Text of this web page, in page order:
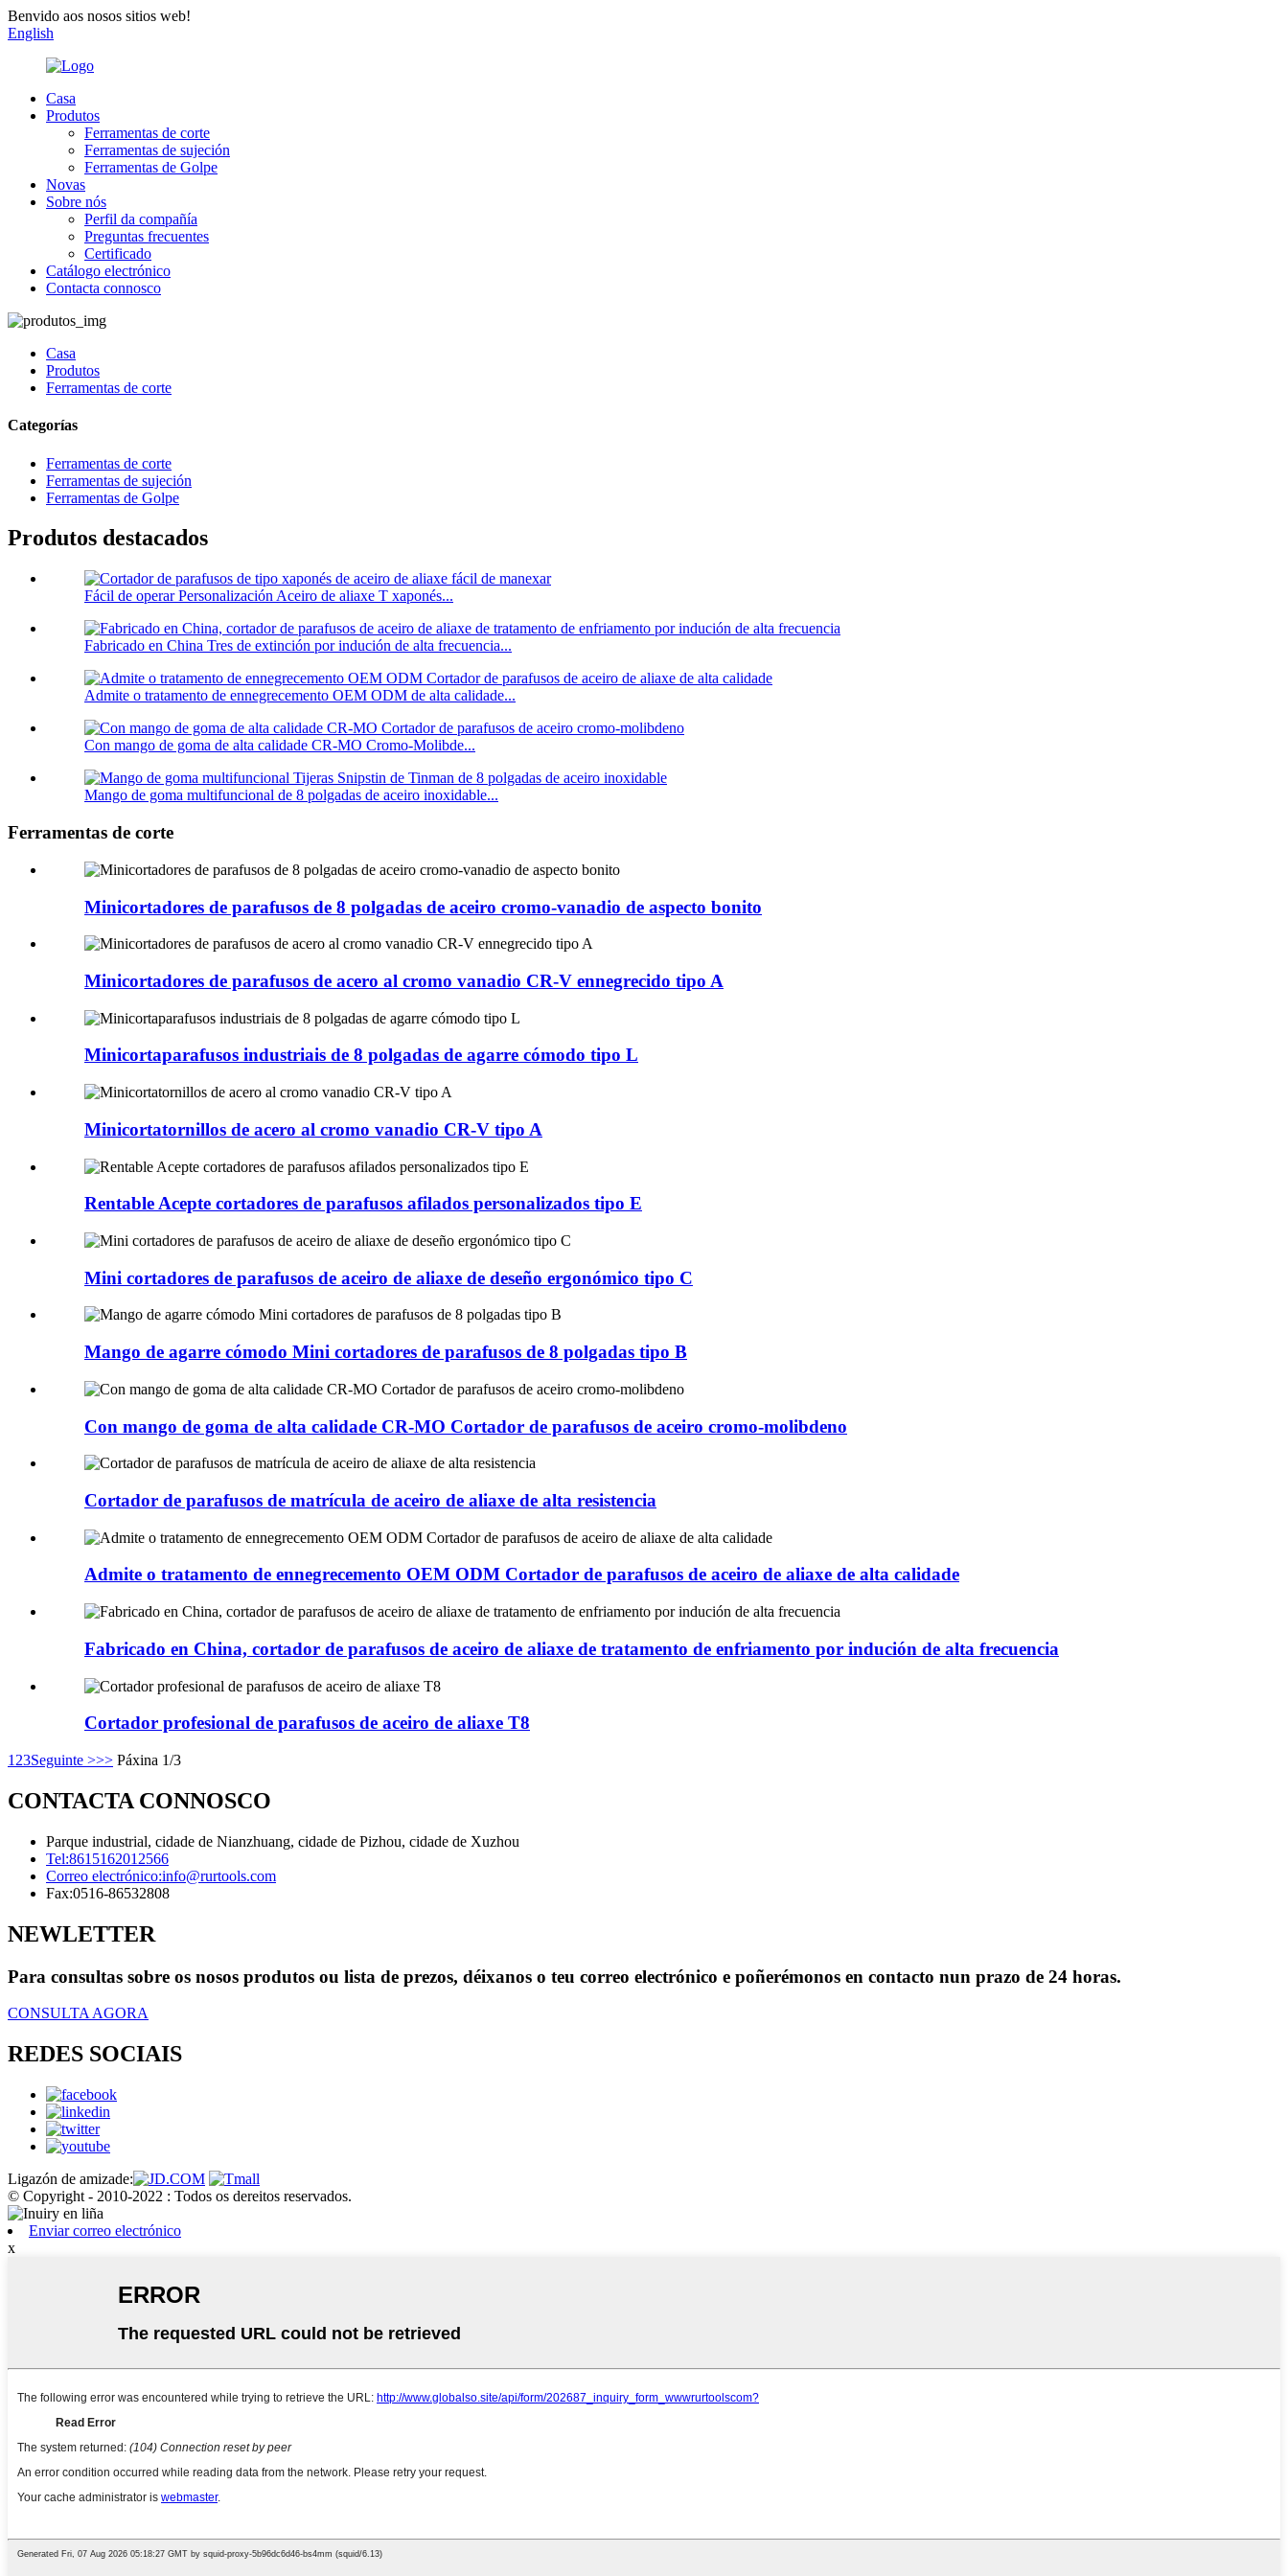
Benvido aos nosos sitios web!
English
Casa
Produtos
Ferramentas de corte
Ferramentas de sujeción
Ferramentas de Golpe
Novas
Sobre nós
Perfil da compañía
Preguntas frecuentes
Certificado
Catálogo electrónico
Contacta connosco
Casa
Produtos
Ferramentas de corte
Categorías
Ferramentas de corte
Ferramentas de sujeción
Ferramentas de Golpe
Produtos destacados
Fácil de operar Personalización Aceiro de aliaxe T xaponés...
Fabricado en China Tres de extinción por indución de alta frecuencia...
Admite o tratamento de ennegrecemento OEM ODM de alta calidade...
Con mango de goma de alta calidade CR-MO Cromo-Molibde...
Mango de goma multifuncional de 8 polgadas de aceiro inoxidable...
Ferramentas de corte
Minicortadores de parafusos de 8 polgadas de aceiro cromo-vanadio de aspecto bonito
Minicortadores de parafusos de acero al cromo vanadio CR-V ennegrecido tipo A
Minicortaparafusos industriais de 8 polgadas de agarre cómodo tipo L
Minicortatornillos de acero al cromo vanadio CR-V tipo A
Rentable Acepte cortadores de parafusos afilados personalizados tipo E
Mini cortadores de parafusos de aceiro de aliaxe de deseño ergonómico tipo C
Mango de agarre cómodo Mini cortadores de parafusos de 8 polgadas tipo B
Con mango de goma de alta calidade CR-MO Cortador de parafusos de aceiro cromo-molibdeno
Cortador de parafusos de matrícula de aceiro de aliaxe de alta resistencia
Admite o tratamento de ennegrecemento OEM ODM Cortador de parafusos de aceiro de aliaxe de alta calidade
Fabricado en China, cortador de parafusos de aceiro de aliaxe de tratamento de enfriamento por indución de alta frecuencia
Cortador profesional de parafusos de aceiro de aliaxe T8
1 23Seguinte >>> Páxina 1/3
CONTACTA CONNOSCO
Parque industrial, cidade de Nianzhuang, cidade de Pizhou, cidade de Xuzhou
Tel:8615162012566
Correo electrónico:info@rurtools.com
Fax:0516-86532808
NEWLETTER
Para consultas sobre os nosos produtos ou lista de prezos, déixanos o teu correo electrónico e poñerémonos en contacto nun prazo de 24 horas.
CONSULTA AGORA
REDES SOCIAIS
Ligazón de amizade:
© Copyright - 2010-2022 : Todos os dereitos reservados.
Enviar correo electrónico
x